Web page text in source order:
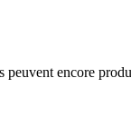
peuvent encore